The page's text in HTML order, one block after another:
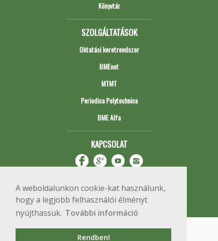
A weboldalunkon cookie-kat használunk,
hogy a legjobb felhasználói élményt
nyújthassuk. További információ
Rendben!
Könyvtár
SZOLGÁLTATÁSOK
Oktatási keretrendszer
BMEnet
MTMT
Periodica Polytechnica
BME Alfa
KAPCSOLAT
Copyright © 2020 BME Építőmérnöki Kar